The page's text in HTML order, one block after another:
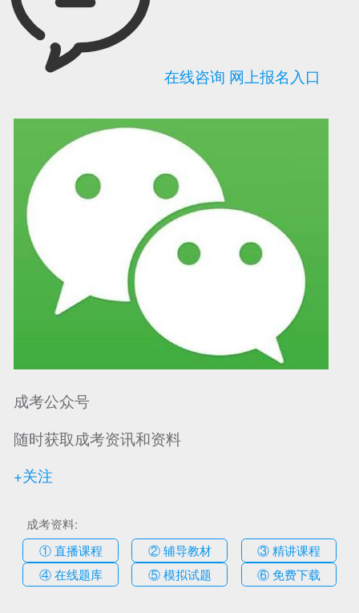
可信网站信用评 网络警察提醒你 诚信网站
在线咨询 网上报名入口
成考公众号
随时获取成考资讯和资料
+关注
成考资料:
① 直播课程
② 辅导教材
③ 精讲课程
④ 在线题库
⑤ 模拟试题 ⑥ 免费下载